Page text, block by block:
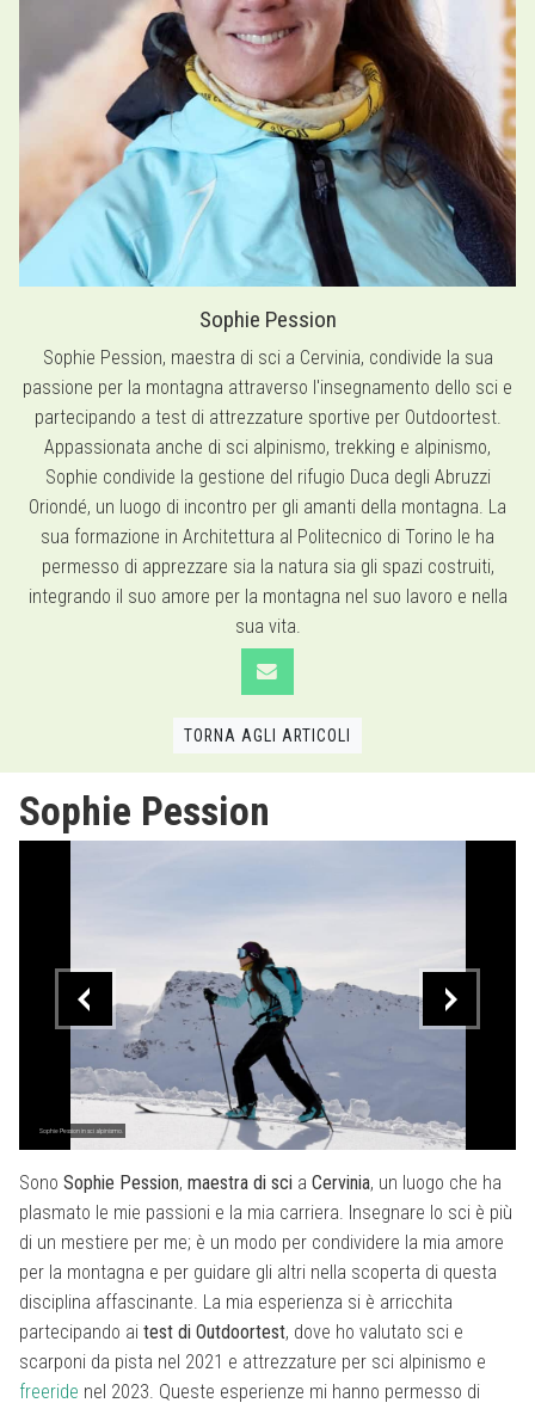
Sophie Pession
Sophie Pession, maestra di sci a Cervinia, condivide la sua
passione per la montagna attraverso l'insegnamento dello sci e
partecipando a test di attrezzature sportive per Outdoortest.
Appassionata anche di sci alpinismo, trekking e alpinismo,
Sophie condivide la gestione del rifugio Duca degli Abruzzi
Oriondé, un luogo di incontro per gli amanti della montagna. La
sua formazione in Architettura al Politecnico di Torino le ha
permesso di apprezzare sia la natura sia gli spazi costruiti,
integrando il suo amore per la montagna nel suo lavoro e nella
sua vita.
TORNA AGLI ARTICOLI
Sophie Pession
Sophie Pession in sci alpinismo.
Sono Sophie Pession, maestra di sci a Cervinia, un luogo che ha
plasmato le mie passioni e la mia carriera. Insegnare lo sci è più
di un mestiere per me; è un modo per condividere la mia amore
per la montagna e per guidare gli altri nella scoperta di questa
disciplina affascinante. La mia esperienza si è arricchita
partecipando ai test di Outdoortest, dove ho valutato sci e
scarponi da pista nel 2021 e attrezzature per sci alpinismo e
freeride nel 2023. Queste esperienze mi hanno permesso di